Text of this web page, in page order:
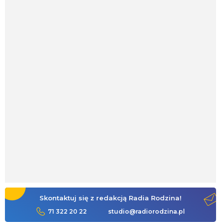
Skontaktuj się z redakcją Radia Rodzina!
71 322 20 22 studio@radiorodzina.pl